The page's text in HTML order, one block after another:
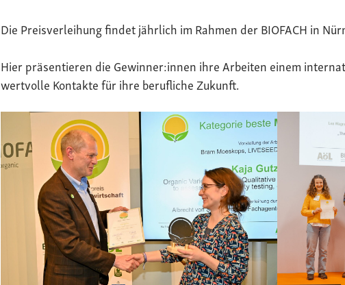
Die Preisverleihung findet jährlich im Rahmen der BIOFACH in
Hier präsentieren die Gewinner:innen ihre Arbeiten einem
wertvolle Kontakte für ihre berufliche Zukunft.